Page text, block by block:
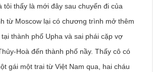
tôi thấy là mới đây sau chuyến đi của
từ Moscow lại có chương trình mở thêm
thành phố Upha và sai phái cặp vợ
Hoà đến thành phố nầy. Thấy cô có
gái một trai từ Việt Nam qua, hai cháu